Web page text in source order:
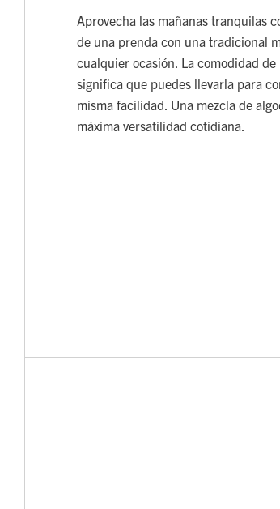
Aprovecha las mañanas tranquilas
de una prenda con una tradicional
cualquier ocasión. La comodidad
significa que puedes llevarla para
misma facilidad. Una mezcla de
máxima versatilidad cotidiana.